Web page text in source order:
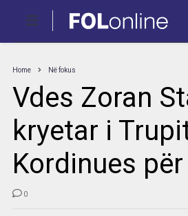
Home Në fokus
Vdes Zoran
kryetar i
Kordinues
0